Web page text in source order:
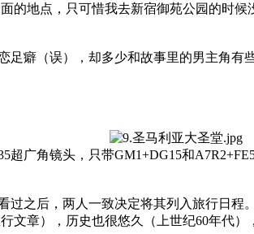
的地点，只可惜我去新宿御苑公园的时
癖（误），却多少和故事里的男主角
超广角镜头，只带GM1+DG15和
之后，两人一致决定将其列入旅行日
文章），历史也很悠久（上世纪60年代